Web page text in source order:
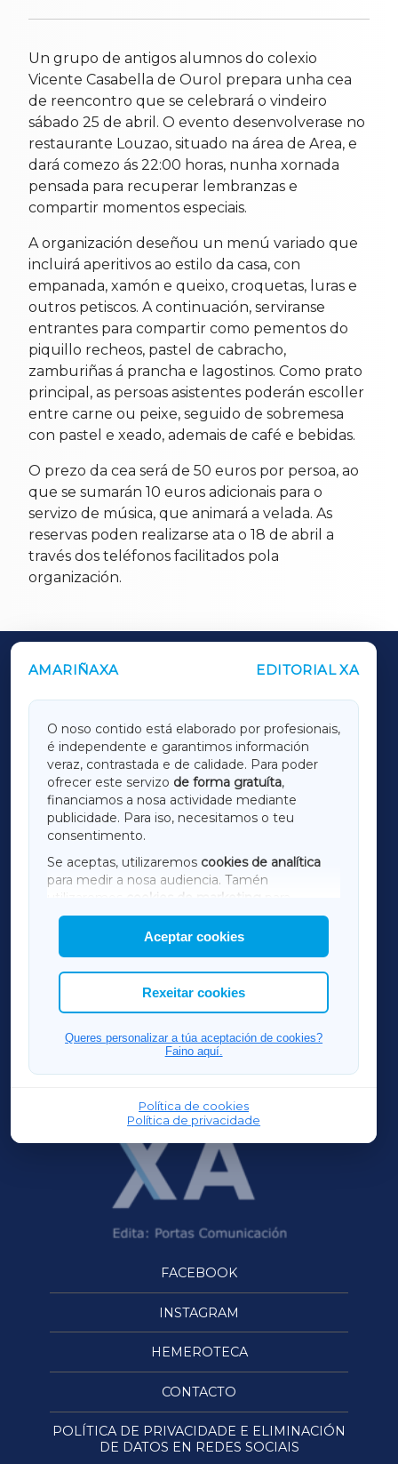
Un grupo de antigos alumnos do colexio
Vicente Casabella de Ourol prepara unha cea
de reencontro que se celebrará o vindeiro
sábado 25 de abril. O evento desenvolverase no
restaurante Louzao, situado na área de Area, e
dará comezo ás 22:00 horas, nunha xornada
pensada para recuperar lembranzas e
compartir momentos especiais.
A organización deseñou un menú variado que
incluirá aperitivos ao estilo da casa, con
empanada, xamón e queixo, croquetas, luras e
outros petiscos. A continuación, serviranse
entrantes para compartir como pementos do
piquillo recheos, pastel de cabracho,
zamburiñas á prancha e lagostinos. Como prato
principal, as persoas asistentes poderán escoller
entre carne ou peixe, seguido de sobremesa
con pastel e xeado, ademais de café e bebidas.
O prezo da cea será de 50 euros por persoa, ao
que se sumarán 10 euros adicionais para o
servizo de música, que animará a velada. As
reservas poden realizarse ata o 18 de abril a
través dos teléfonos facilitados pola
organización.
AMARIÑAXA EDITORIAL XA
O noso contido está elaborado por profesionais,
é independente e garantimos información
veraz, contrastada e de calidade. Para poder
ofrecer este servizo de forma gratuíta,
financiamos a nosa actividade mediante
publicidade. Para iso, necesitamos o teu
consentimento.
Se aceptas, utilizaremos cookies de analítica
para medir a nosa audiencia. Tamén
utilizaremos
cookies de marketing
mostrar publicidade de terceiros.
Así mesmo, podes personalizar a elección das
cookies que desexas permitir.
Aceptar cookies
Rexeitar cookies
Queres personalizar a túa aceptación de cookies?
Faino aquí.
Política de cookies
Política de privacidade
OUTROS PERIÓDICOS
LUGOXA
TERRACHAXA
AMARIÑAXA
RIBEIRASACRAXA
ACORUÑAXA
FERROLXA
OURENSEXA
FACEBOOK
INSTAGRAM
HEMEROTECA
CONTACTO
POLÍTICA DE PRIVACIDADE E ELIMINACIÓN
DE DATOS EN REDES SOCIAIS